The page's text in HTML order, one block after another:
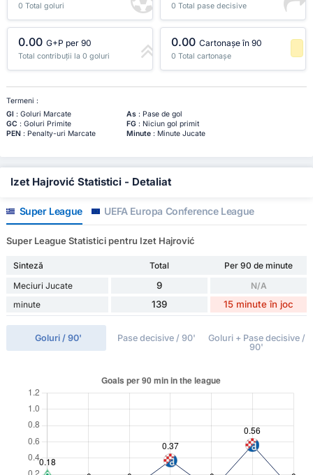
0 Total goluri 0 Total pase decisive
0.00 G+P per 90
Total contribuții la 0 goluri
0.00 Cartonașe în 90
0 Total cartonașe
Termeni :
Gl : Goluri Marcate As: Pase de gol
GC : Goluri Primite FG: Niciun gol primit
PEN : Penalty-uri Marcate Minute: Minute Jucate
Izet Hajrović Statistici - Detaliat
Super League UEFA Europa Conference League
Super League Statistici pentru Izet Hajrović
Sinteză Total
Per 90 de minute
Meciuri Jucate
9
N/A
minute
139 15 minute în joc
Goluri / 90' Pase decisive / 90'
Goluri + Pase decisive /
90'